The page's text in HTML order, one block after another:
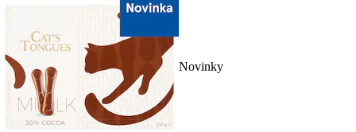
Novinky